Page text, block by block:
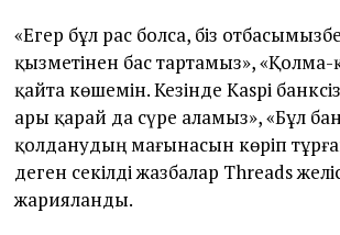
«Егер бұл рас болса, біз
қызметінен бас тартамыз», «Қолма-
қайта көшемін. Кезінде Kaspі
ары қарай да сүре аламыз», «Бұл
қолданудың мағынасын көріп
деген секілді жазбалар Threads
жарияланды.